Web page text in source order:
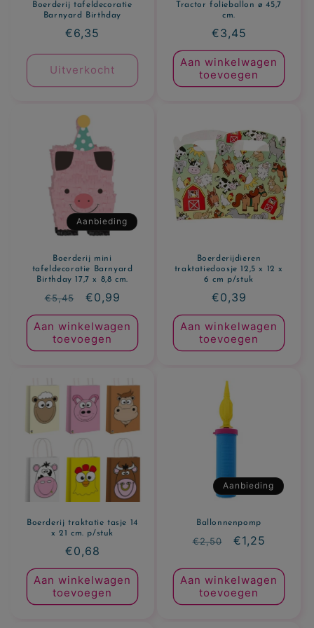
Boerderij tafeldecoratie
Barnyard Birthday
Normale
€6,35
Uitverkocht
Tractor folieballon ø 45,7
cm.
Normale
prijs
€3,45
Aan winkelwagen
toevoegen
Aanbieding
Boerderij mini
tafeldecoratie Barnyard
Birthday 17,7 x 8,8 cm.
Normale
prijs
€5,45 Aanbiedingsprijs
€0,99
Aan winkelwagen
toevoegen
Boerderijdieren
traktatiedoosje 12,5 x 12 x
6 cm p/stuk
Normale
prijs
€0,39
Aan winkelwagen
toevoegen
Boerderij traktatie tasje 14
x 21 cm. p/stuk
Normale
prijs
€0,68
Aan winkelwagen
toevoegen
Aanbieding
Ballonnenpomp
Normale
€2,50 €1,25
Aan winkelwagen
toevoegen